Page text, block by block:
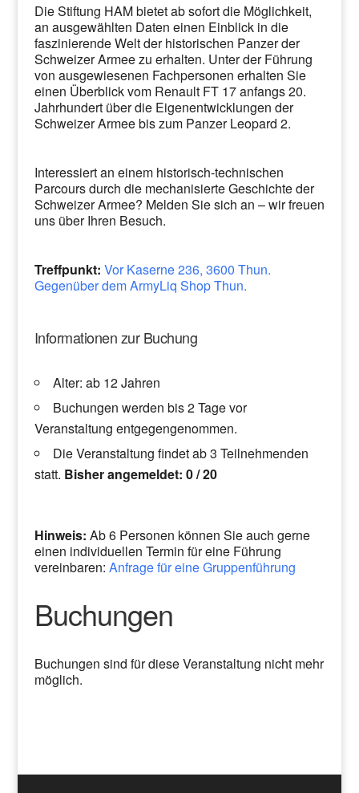
Die Stiftung HAM bietet ab sofort die Möglichkeit,
an ausgewählten Daten einen Einblick in die
faszinierende Welt der historischen Panzer der
Schweizer Armee zu erhalten. Unter der Führung
von ausgewiesenen Fachpersonen erhalten Sie
einen Überblick vom Renault FT 17 anfangs 20.
Jahrhundert über die Eigenentwicklungen der
Schweizer Armee bis zum Panzer Leopard 2.
Interessiert an einem historisch-technischen
Parcours durch die mechanisierte Geschichte der
Schweizer Armee? Melden Sie sich an – wir freuen
uns über Ihren Besuch.
Treffpunkt: Vor Kaserne 236, 3600 Thun.
Gegenüber dem ArmyLiq Shop Thun.
Informationen zur Buchung
Alter: ab 12 Jahren
Buchungen werden bis 2 Tage vor
Veranstaltung entgegengenommen.
Die Veranstaltung findet ab 3 Teilnehmenden
statt. Bisher angemeldet: 0 / 20
Hinweis: Ab 6 Personen können Sie auch gerne
einen individuellen Termin für eine Führung
vereinbaren: Anfrage für eine Gruppenführung
Buchungen
Buchungen sind für diese Veranstaltung nicht mehr
möglich.